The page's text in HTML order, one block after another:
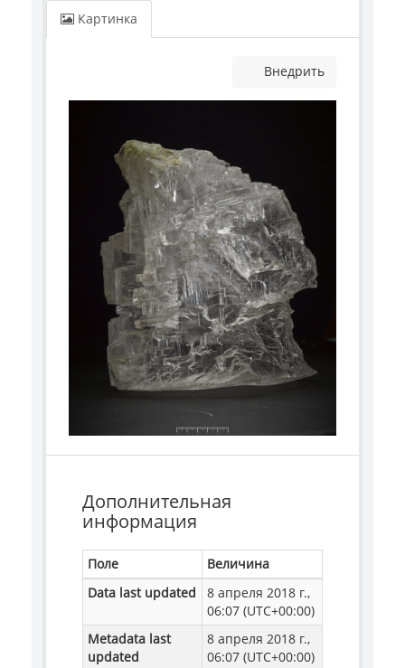
Картинка
Внедрить
Дополнительная
информация
Поле
Величина
Data last updated
8 апреля 2018 г.,
06:07 (UTC+00:00)
Metadata last
updated
8 апреля 2018 г.,
06:07 (UTC+00:00)